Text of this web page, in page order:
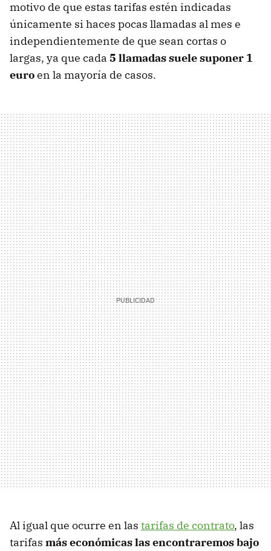
motivo de que estas tarifas estén indicadas
únicamente si haces pocas llamadas al mes e
independientemente de que sean cortas o
largas, ya que cada 5 llamadas suele suponer 1
euroen la mayoría de casos.
Al igual que ocurre en las tarifas de contrato, las
tarifas más económicas las encontraremos bajo